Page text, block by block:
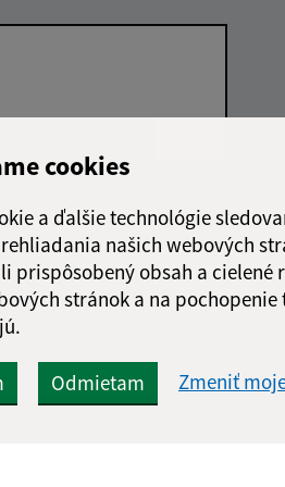
cookies
a ďalšie technológie
našich webových
prispôsobený obsah a cielené
stránok a na
Odmietam Zmeniť
Google reCaptcha Response
Odoslať správu